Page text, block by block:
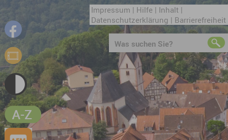
Impressum | Hilfe | Inhalt|
Datenschutzerklärung | Barrierefreiheit
Was suchen Sie?